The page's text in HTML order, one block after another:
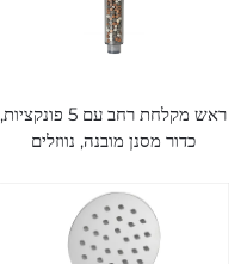
ראש מקלחת רחב עם 5 פונקציות,
כדור מסנן מובנה, נווזלים
ומסתגלם לחווית מקלחת חזקה
ומרעיפה